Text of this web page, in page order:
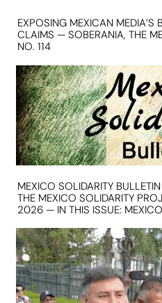
EXPOSING MEXICAN MEDIA’S
CLAIMS — SOBERANIA, THE
NO. 114
MEXICO SOLIDARITY
THE MEXICO SOLIDARITY
2026 — IN THIS ISSUE: